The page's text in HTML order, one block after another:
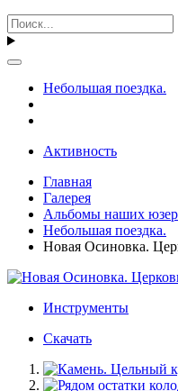
Небольшая поездка.
Активность
Главная
Галерея
Альбомы наших
Небольшая поездка.
Новая Осиновка.
Инструменты
Скачать